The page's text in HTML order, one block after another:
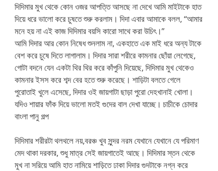
দিদিমার মুখ থেকে কোন ওজর আপত্তি আসছে না দেখে আমি মাইটাকে হাত
দিয়ে ধরে ভালো করে চুষতে শুরু করলাম। দিদা এবার আমাকে বলল, “আমার
মনে হয় না এই কাজ দিদিমার বয়সি কারো সাথে করা উচিৎ।”
আমি দিদার আর কোন নিষেধ শুনলাম না, একহাতে এক মাই ধরে অন্য টাকে
বেশ করে চুষে দিতে লাগালাম। দিদার সারা শরীরে কামনার ছোঁয়া লেগেছে,
গোটা বদনে যেন একটা থির থির করে কাঁপুনি দিয়েছে, দিদিমার মুখ থেকেও
কামনার ইসস করে শব্দ বের হতে শুরু করেছে। শাড়িটা বলতে গেলে
পুরোতাই খুলে এসেছে, দিদার ওই জায়গাটা ছাড়া পুরো দেহখানাই খোলা।
যদিও শায়ার ফাঁক দিয়ে ভালো মতই গুদের বাল দেখা যাচ্ছে। চাচীকে চোদার
বাংলা পানু গল্প
দিদিমার শরীরটা থলথলে নয়,বরঞ্চ খুব সুন্দর নরম যেখানে যেখানে যে পরিমাণ
মেদ থাকা দরকার, শুধু মাত্র সেই জায়গাতেই আছে। দিদিমার স্তন থেকে
মুখ না সরিয়ে আমি হাত নামিয়ে শাড়িতে ঢাকা দিদার গুদটাকে নগ্ন করে